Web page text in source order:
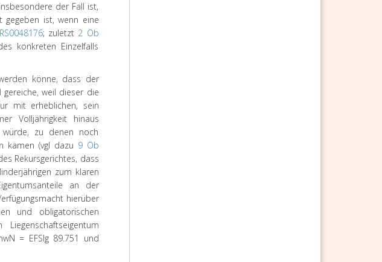
der Fall ist,
gegeben ist, wenn eine
RS0048176; zuletzt 2 Ob
konkreten Einzelfalls
könne, dass der
weil dieser die
mit erheblichen, sein
Volljährigkeit hinaus
würde, zu denen noch
kämen (vgl dazu 9 Ob
Rekursgerichtes, dass
zum klaren
an der
hierüber
und obligatorischen
= EFSlg 89.751 und